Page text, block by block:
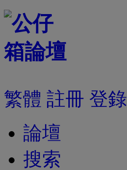
繁體 註冊 登錄
論壇
搜索